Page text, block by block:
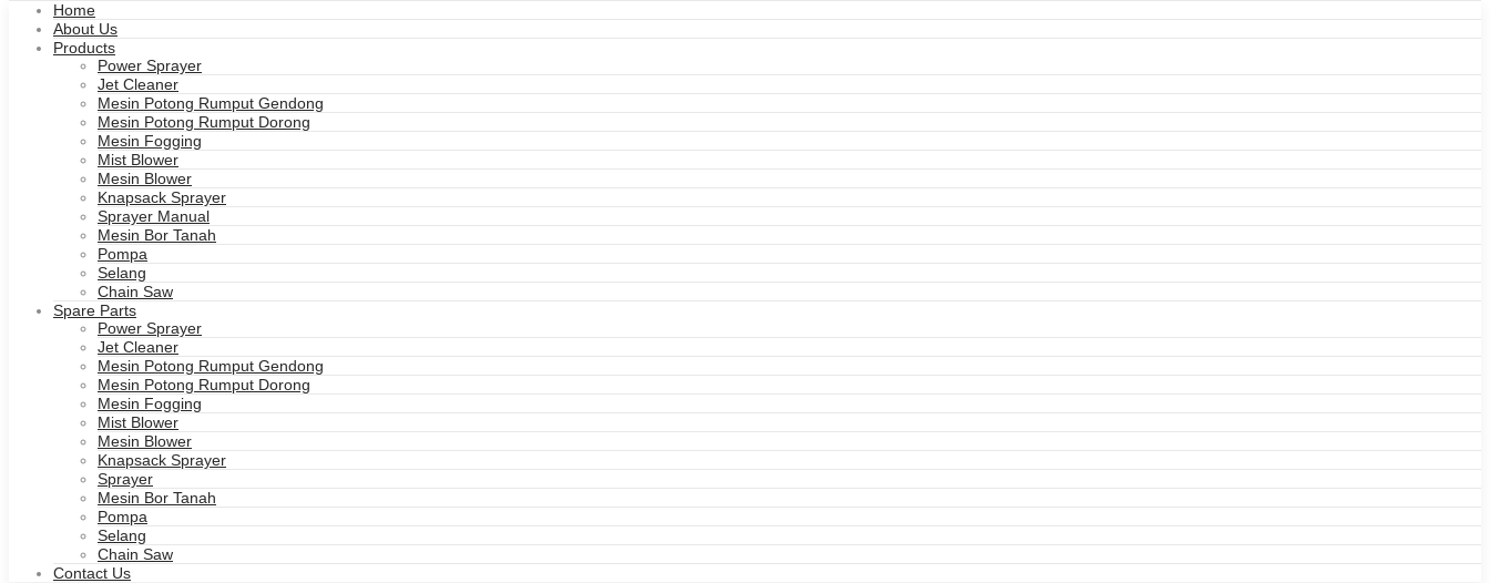
Home
About Us
Products
Power Sprayer
Jet Cleaner
Mesin Potong Rumput Gendong
Mesin Potong Rumput Dorong
Mesin Fogging
Mist Blower
Mesin Blower
Knapsack Sprayer
Sprayer Manual
Mesin Bor Tanah
Pompa
Selang
Chain Saw
Spare Parts
Power Sprayer
Jet Cleaner
Mesin Potong Rumput Gendong
Mesin Potong Rumput Dorong
Mesin Fogging
Mist Blower
Mesin Blower
Knapsack Sprayer
Sprayer
Mesin Bor Tanah
Pompa
Selang
Chain Saw
Contact Us